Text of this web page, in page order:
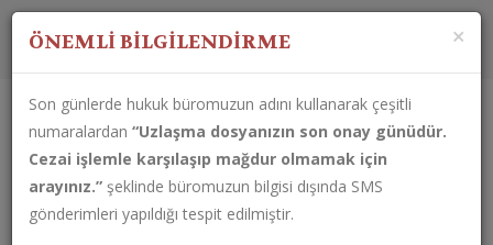
Çalışma Saatleri:Pazartesi-Cuma ×
ÖNEMLİ BİLGİLENDİRME
Son günlerde hukuk büromuzun adını kullanarak çeşitli
numaralardan “Uzlaşma dosyanızın son onay günüdür.
Cezai işlemle karşılaşıp mağdur olmamak için
arayınız.” şeklinde büromuzun bilgisi dışında SMS
gönderimleri yapıldığı tespit edilmiştir.